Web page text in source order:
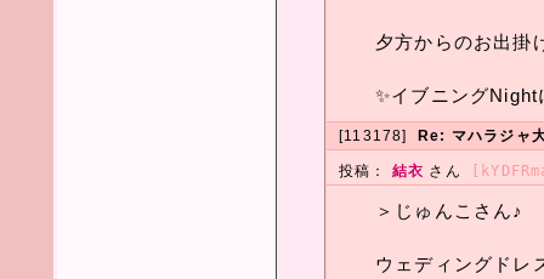
夕方からのお出掛
✨イブニング
[113178] Re: マハラジャ
投稿： 結衣 さん
＞じゅんこさん♪
ウェディングドレ